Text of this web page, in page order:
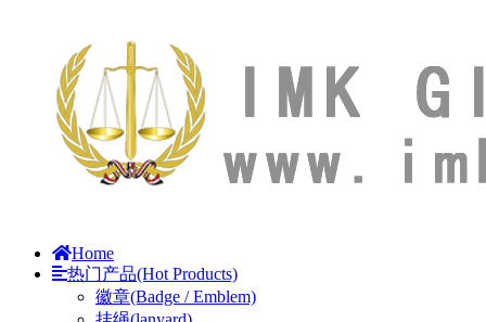
Home
热门产品(Hot Products)
徽章(Badge / Emblem)